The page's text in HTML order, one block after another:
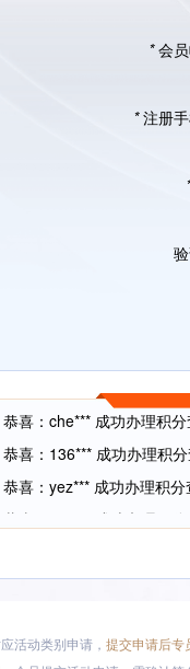
*会员
*注册手
*
恭喜：che*** 成功办理积
恭喜：136*** 成功办理积
恭喜：yez*** 成功办理积分
恭喜：zha*** 成功办理积分
恭喜：835*** 成功办理彩
恭喜：zxc*** 成功办理积分
活动类别申请， 提交申请后专